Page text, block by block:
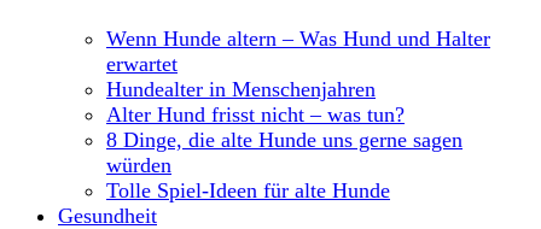
Wenn Hunde altern – Was Hund und Halter
erwartet
Hundealter in Menschenjahren
Alter Hund frisst nicht – was tun?
8 Dinge, die alte Hunde uns gerne sagen
würden
Tolle Spiel-Ideen für alte Hunde
Gesundheit